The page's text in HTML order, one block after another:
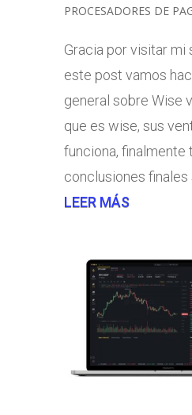
PROCESADORES DE
Gracia por visitar mi
este post vamos
general sobre Wise
que es wise, sus
funciona, finalmente
conclusiones finales
LEER MÁS